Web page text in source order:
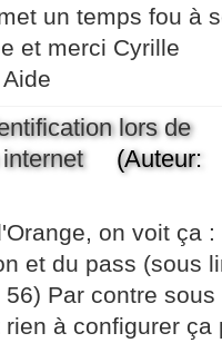
un temps fou à
et merci Cyrille
lors de
(Auteur:
on voit ça
et du pass (sous
Par contre
rien à configurer